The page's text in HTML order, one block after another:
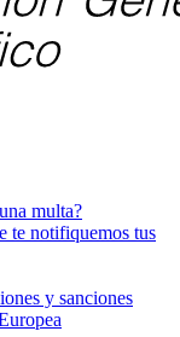
multa?
te notifiquemos tus
y sanciones